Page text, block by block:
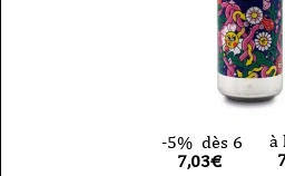
-5% dès 6
7,03€
à